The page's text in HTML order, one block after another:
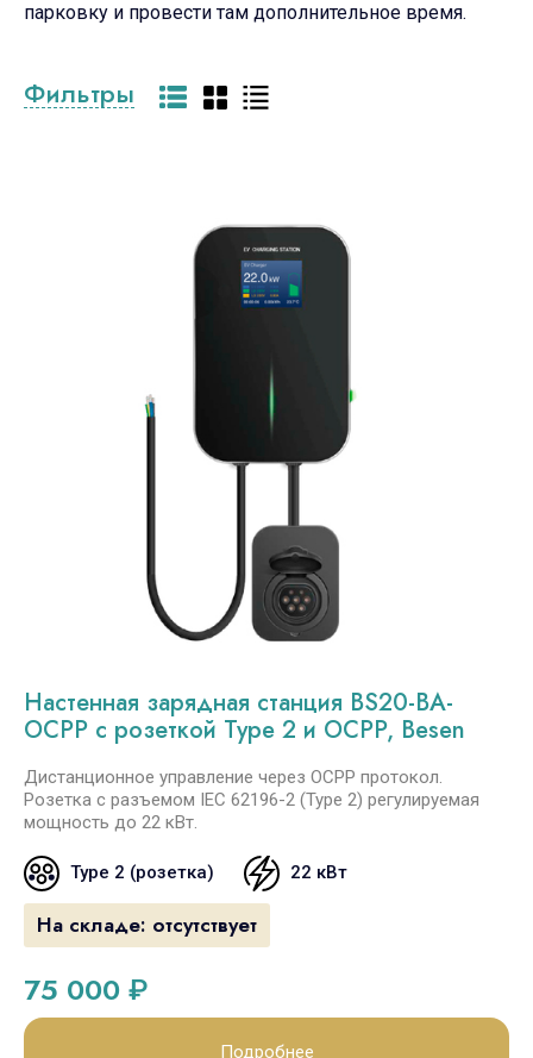
парковку и провести там дополнительное время.
Фильтры
Настенная зарядная станция BS20-BA-
OCPP с розеткой Type 2 и OCPP, Besen
Дистанционное управление через OCPP протокол.
Розетка с разъемом IEC 62196-2 (Type 2) регулируемая
мощность до 22 кВт.
Type 2 (розетка) 22 кВт
На складе: отсутствует
75 000 ₽
Подробнее